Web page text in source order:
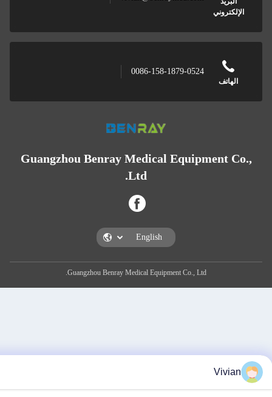
0086-158-1879-0524
Guangzhou Benray Medical
Guangzhou Benray Medical Equipment Co., Ltd.